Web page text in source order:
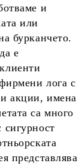
и
или
бурканчето.
е
лога с
акции, имена
са много
представлява